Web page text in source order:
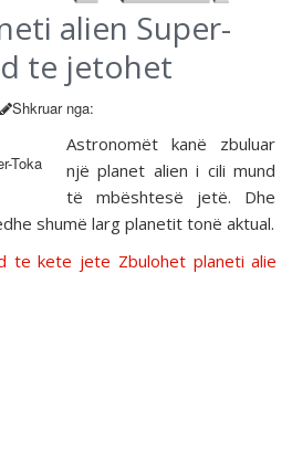
alien Super-
te jetohet
Shkruar nga:
Astronomët kanë zbuluar
një planet alien i cili mund
të mbështesë jetë. Dhe
shumë larg planetit tonë aktual.